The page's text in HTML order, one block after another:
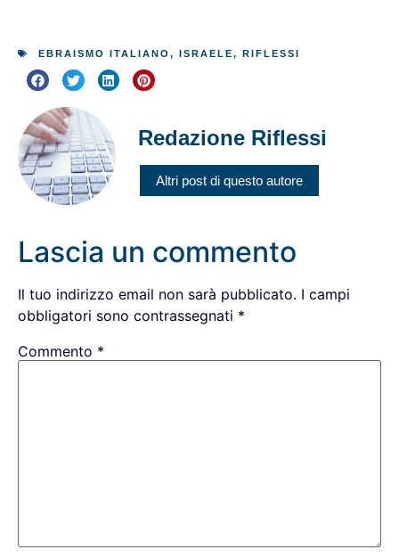
EBRAISMO ITALIANO , ISRAELE, RIFLESSI
Redazione Riflessi
Altri post di questo autore
Lascia un commento
Il tuo indirizzo email non sarà pubblicato. I campi
obbligatori sono contrassegnati *
Commento *